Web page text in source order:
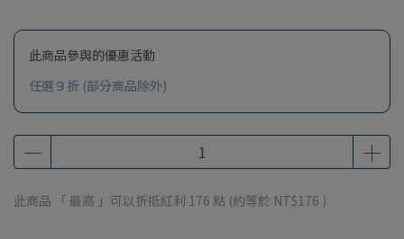
此商品參與的優惠活動
任選９折 (部分商品除外)
此商品 「 最高 」可以折抵紅利 176 點 (約等於 NT$176 )